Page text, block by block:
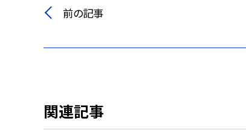
前の記事
関連記事